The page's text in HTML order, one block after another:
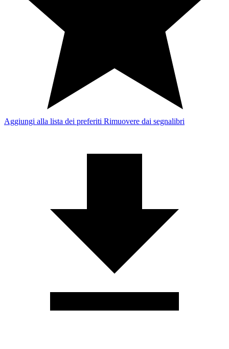
Aggiungi alla lista dei preferiti Rimuovere dai segnalibri